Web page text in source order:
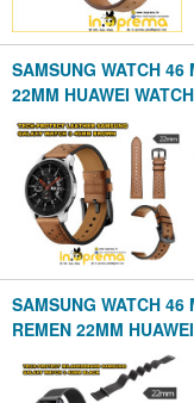
SAMSUNG WATCH 46
22MM HUAWEI
SAMSUNG WATCH
REMEN 22MM